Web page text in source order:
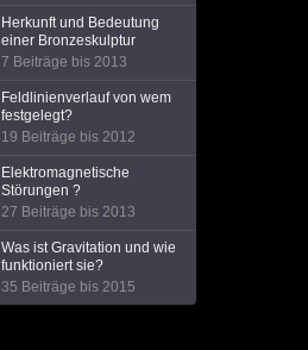
Herkunft und Bedeutung
einer Bronzeskulptur
7 Beiträge bis 2013
Feldlinienverlauf von wem
festgelegt?
19 Beiträge bis 2012
Elektromagnetische
Störungen ?
27 Beiträge bis 2013
Was ist Gravitation und wie
funktioniert sie?
35 Beiträge bis 2015